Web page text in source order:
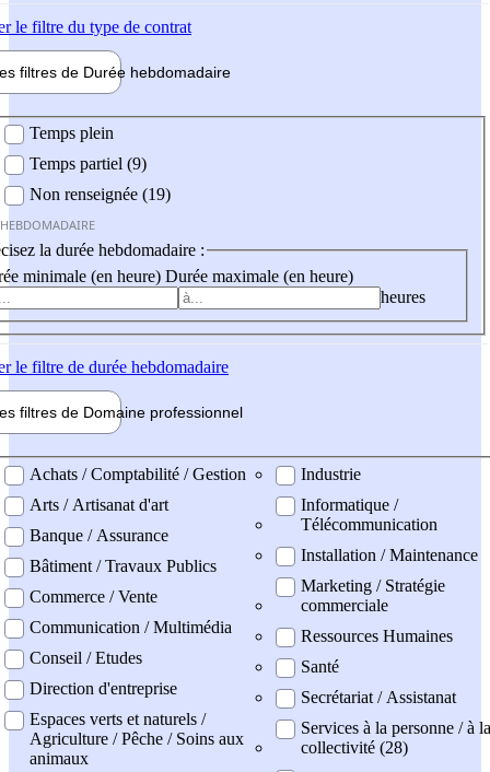
le filtre du type de contrat
filtres de Durée hebdomadaire
Temps plein
Temps partiel (9)
Non renseignée (19)
la durée hebdomadaire :
minimale (en heure) Durée maximale (en heure)
heures
le filtre de durée hebdomadaire
filtres de Domaine professionnel
professionel
Achats / Comptabilité / Gestion
Arts / Artisanat d'art
Banque / Assurance
Bâtiment / Travaux Publics
Commerce / Vente
Communication / Multimédia
Conseil / Etudes
Direction d'entreprise
Espaces verts et naturels /
Agriculture / Pêche / Soins aux
animaux
Industrie
Informatique /
Télécommunication
Installation / Maintenance
Marketing / Stratégie
commerciale
Ressources Humaines
Santé
Secrétariat / Assistanat
Services à la personne / à la
collectivité (28)